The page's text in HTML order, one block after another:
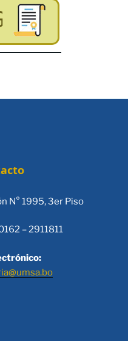
N° 1995, 3er Piso
– 2911811